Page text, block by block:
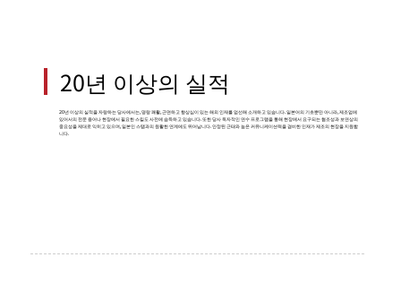
20년 이상의 실적
20년 이상의 실적을 자랑하는 당사에서는, 명랑 쾌활, 근면하고 향상심이 있는 해외 인재를 엄선해 소개하고 있습니다. 일본어의 기초뿐만 아니라, 제조업에
있어서의 전문 용어나 현장에서 필요한 스킬도 사전에 습득하고 있습니다. 또한 당사 독자적인 연수 프로그램을 통해 현장에서 요구되는 협조성과 보연상의
중요성을 제대로 익히고 있으며, 일본인 스탭과의 원활한 연계에도 뛰어납니다. 안정된 근태와 높은 커뮤니케이션력을 겸비한 인재가 제조의 현장을 지원합
니다.